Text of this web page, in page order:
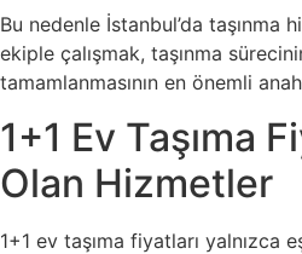
Bu nedenle İstanbul’da
ekiple çalışmak, taşınma
tamamlanmasının en önemli
1+1 Ev Taşıma
Olan Hizmetler
1+1 ev taşıma fiyatları yalnızca